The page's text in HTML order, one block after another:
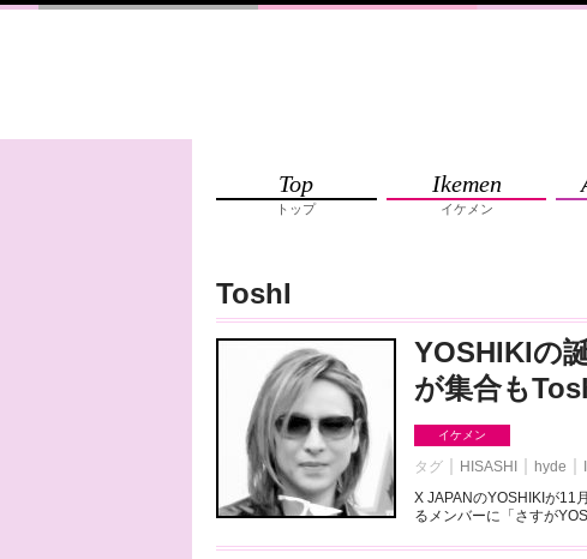
Top
トップ
Ikemen
イケメン
ToshI
YOSHIKIの
が集合も
イケメン
タグ HISASHI hyde
X JAPANのYOSHIKIが11
るメンバーに「さすが